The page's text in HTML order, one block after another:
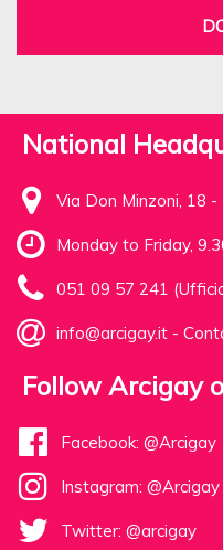
National
Via Don Minzoni, 18
Monday to Friday,
051 09 57 241
info@arcigay.it -
Follow Arcigay
Facebook: @Arcigay
Instagram: @Arcigay
Twitter: @arcigay